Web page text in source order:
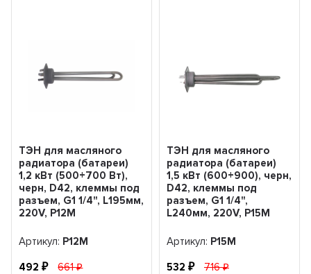
ТЭН для масляного
радиатора (батареи)
1,2 кВт (500+700 Вт),
черн, D42, клеммы под
разъем, G1 1/4", L195мм,
220V, Р12М
Артикул: Р12М
492 661
ТЭН для масляного
радиатора (батареи)
1,5 кВт (600+900), черн,
D42, клеммы под
разъем, G1 1/4",
L240мм, 220V, Р15М
Артикул: Р15М
532 716